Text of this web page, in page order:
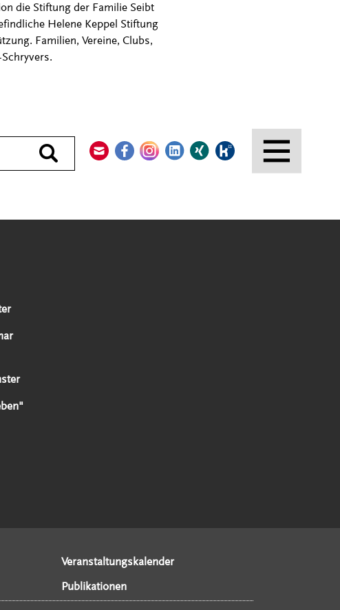
Durchsuchen
die Stiftung der Familie Seibt
Helene Keppel Stiftung
Familien, Vereine, Clubs,
Veranstaltungskalender
Publikationen